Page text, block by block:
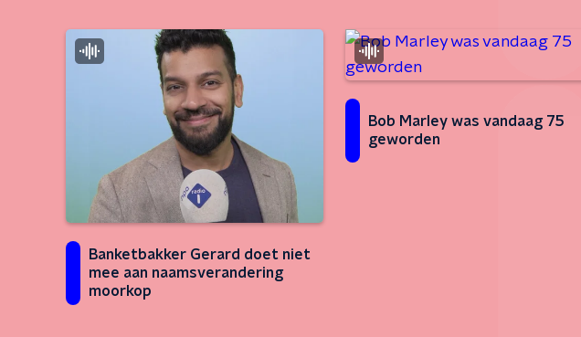
Banketbakker Gerard doet niet
mee aan naamsverandering
moorkop
Bob Marley was vandaag 75
geworden